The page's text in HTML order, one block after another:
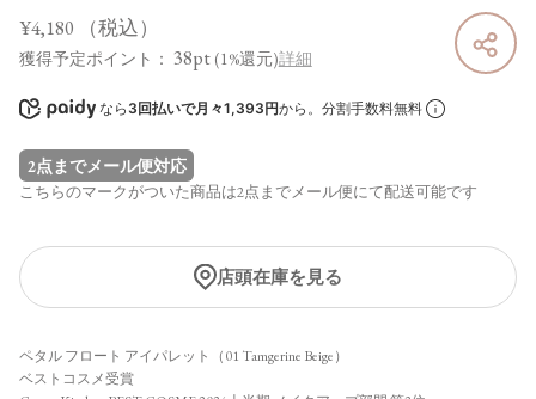
¥4,180 （税込）
獲得予定ポイント： 38pt (1%還元)詳細
なら 3回払いで月々1,393円から。分割手数料無料
2点までメール便対応
こちらのマークがついた商品は2点までメール便にて配送可能です
店頭在庫を見る
ペタル フロート アイパレット（01 Tamgerine Beige）
ベストコスメ受賞